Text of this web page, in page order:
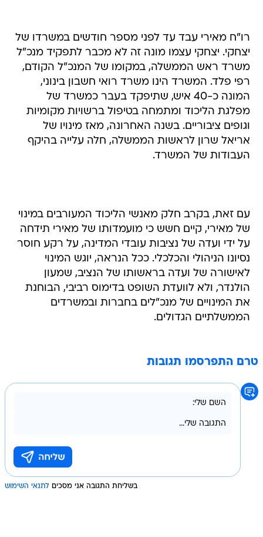
רו"ח מאירי עבד עד לפני מספר חודשים במשרדו של
יצחקי. יצחקי עצמו מונה זה לא מכבר לתפקיד מנכ"ל
משרד ראש הממשלה, במקומו של המנכ"ל הקודם,
רפי פלד. המשרד הינו משרד רואי חשבון בינוני,
המונה כ-40 איש, שתיפקד בעבר כמשרד של
מפלגת הליכוד ומתמחה בטיפול ברשויות מקומיות
וגופים ציבוריים. בשנה האחרונה, מאז מינויו של
אריאל שרון לראשות הממשלה, חלה עלייה בהיקף
העבודות של המשרד.
עם זאת, בקרב חלק מאנשי הליכוד המעורבים במינוי
של מאירי, קיים חשש כי מועמדותו של מאירי תידחה
על ידי ועדה של נציבות עובדי המדינה, על רקע חוסר
נסיונו הניהולי והכלכלי. ככל הנראה, יוגש המינוי
לאישורה של ועדה בראשותו של הנציב, שמעון
הולנדר, ולא לוועדת השופט בדימוס רביבי, הבוחנת
את המינויים של מנכ"לים בחברות ובמשרדים
הממשלתיים הגדולים.
טרם התפרסמו תגובות
בשליחת התגובה אני מסכים לתנאי השימוש